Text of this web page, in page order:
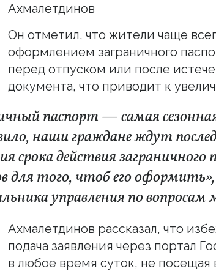
Ахмалетдинов
Он отметил, что жители чаще
оформлением заграничного
перед отпуском или после
документа, что приводит к
паспорт — самая
наши граждане ждут
срока действия
для того, чтоб его
управления по вопросам
Ахмалетдинов рассказал, что
подача заявления через портал
в любое время суток, не посещая